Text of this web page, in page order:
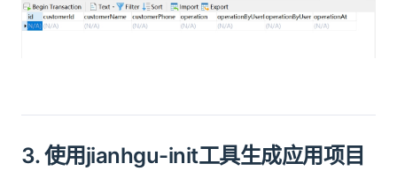
3. 使用jianhgu-init工具生成应用项目